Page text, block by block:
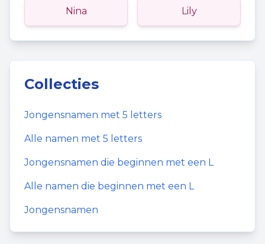
Nina Lily
Collecties
Jongensnamen met 5 letters
Alle namen met 5 letters
Jongensnamen die beginnen met een L
Alle namen die beginnen met een L
Jongensnamen